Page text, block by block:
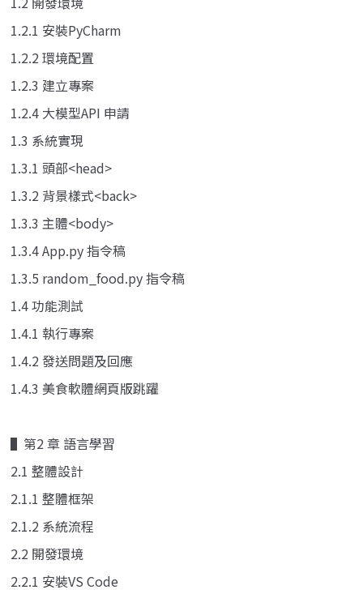
1.2.1 安裝PyCharm
1.2.2 環境配置
1.2.3 建立專案
1.2.4 大模型API 申請
1.3 系統實現
1.3.1 頭部<head>
1.3.2 背景樣式<back>
1.3.3 主體<body>
1.3.4 App.py 指令稿
1.3.5 random_food.py 指令稿
1.4 功能測試
1.4.1 執行專案
1.4.2 發送問題及回應
1.4.3 美食軟體網頁版跳躍
▌第2 章 語言學習
2.1 整體設計
2.1.1 整體框架
2.1.2 系統流程
2.2 開發環境
2.2.1 安裝VS Code